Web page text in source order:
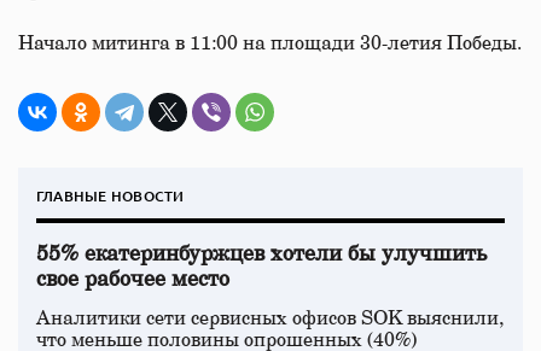
Начало митинга в 11:00 на площади 30-летия Победы.
ГЛАВНЫЕ НОВОСТИ
55% екатеринбуржцев хотели бы улучшить
свое рабочее место
Аналитики сети сервисных офисов SOK выяснили,
что меньше половины опрошенных (40%)